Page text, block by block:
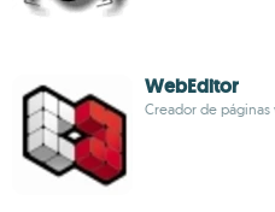
WebEditor
Creador de